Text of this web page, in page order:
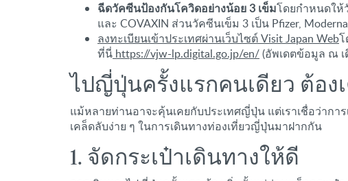
ฉีดวัคซีนป้องกันโควิดอย่างน้อย 3 เข็มโดยกำหนดให้
และ COVAXIN ส่วนวัคซีนเข็ม 3 เป็น Pfizer,
ลงทะเบียนเข้าประเทศผ่านเว็บไซต์ Visit Japan Web
ที่นี่ https://vjw-lp.digital.go.jp/en/(อัพเดตข้อมูล ณ
ไปญี่ปุ่นครั้งแรกคนเดียว ต้อง
แม้หลายท่านอาจะคุ้นเคยกับประเทศญี่ปุ่น แต่เราเชื่อว่าก
เคล็ดลับง่าย ๆ ในการเดินทางท่องเที่ยวญี่ปุ่นมาฝากกัน
1. จัดกระเป๋าเดินทางให้ดี